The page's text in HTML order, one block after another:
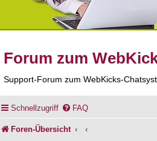
Forum zum
Support-Forum zum WebKicks-
Schnellzugriff FAQ
Foren-Übersicht